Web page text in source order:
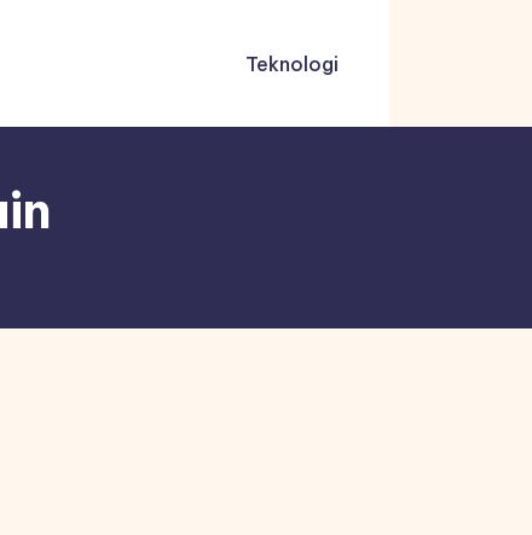
Teknologi